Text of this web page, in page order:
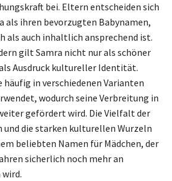
bei. Eltern entscheiden sich
als ihren bevorzugten Babynamen,
als auch inhaltlich ansprechend ist.
gilt Samra nicht nur als schöner
Ausdruck kultureller Identität.
häufig in verschiedenen Varianten
wodurch seine Verbreitung in
gefördert wird. Die Vielfalt der
und die starken kulturellen Wurzeln
beliebten Namen für Mädchen, der
sicherlich noch mehr an